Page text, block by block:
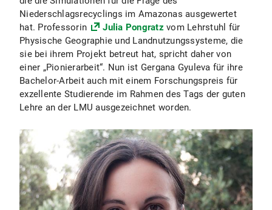
Niederschlagsrecyclings im Amazonas ausgewertet
hat. Professorin
Julia Pongratzvom Lehrstuhl für
Physische Geographie und Landnutzungssysteme, die
sie bei ihrem Projekt betreut hat, spricht daher von
einer „Pionierarbeit“. Nun ist Gergana Gyuleva für ihre
Bachelor-Arbeit auch mit einem Forschungspreis für
exzellente Studierende im Rahmen des Tags der guten
Lehre an der LMU ausgezeichnet worden.